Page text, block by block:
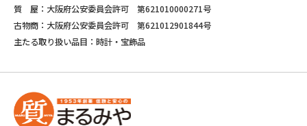
質 屋：大阪府公安委員会許可 第621010000271号
古物商：大阪府公安委員会許可 第621012901844号
主たる取り扱い品目：時計・宝飾品